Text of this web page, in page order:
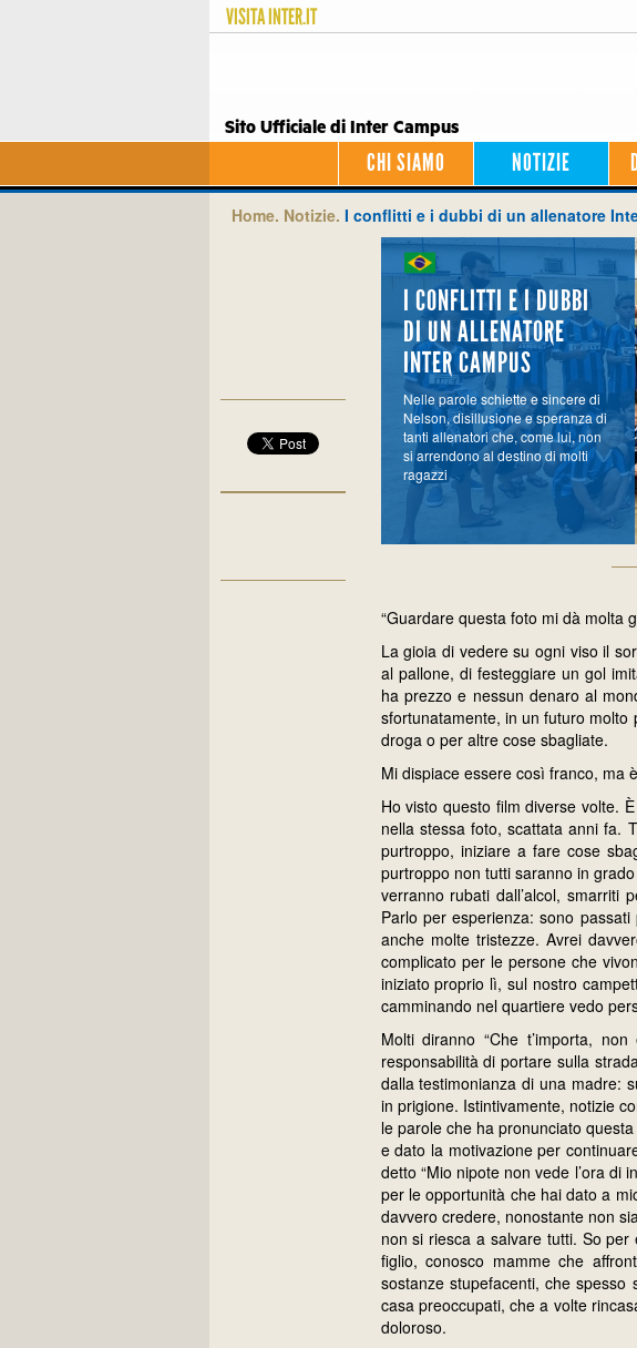
VISITAINTER.IT
Sito Ufficiale di Inter Campus
CHI SIAMO NOTIZIE
Home. Notizie. I conflitti e i dubbi di un allenatore
I CONFLITTI E I DUBBI
DI UN ALLENATORE
INTER CAMPUS
Nelle parole schiette e sincere di
Nelson, disillusione e speranza di
tanti allenatori che, come lui, non
si arrendono al destino di molti
ragazzi
“Guardare questa foto mi dà molta
La gioia di vedere su ogni viso il
al pallone, di festeggiare un gol
ha prezzo e nessun denaro al
sfortunatamente, in un futuro molto
droga o per altre cose sbagliate.
Mi dispiace essere così franco, ma
Ho visto questo film diverse volte.
nella stessa foto, scattata anni fa.
purtroppo, iniziare a fare cose
purtroppo non tutti saranno in
verranno rubati dall’alcol, smarriti
Parlo per esperienza: sono
anche molte tristezze. Avrei
complicato per le persone che
iniziato proprio lì, sul nostro
camminando nel quartiere vedo
Molti diranno “Che t’importa,
responsabilità di portare sulla
dalla testimonianza di una madre:
in prigione. Istintivamente, notizie
le parole che ha pronunciato
e dato la motivazione per
detto “Mio nipote non vede l’ora di
per le opportunità che hai dato a
davvero credere, nonostante non
non si riesca a salvare tutti. So
figlio, conosco mamme che
sostanze stupefacenti, che
casa preoccupati, che a volte
doloroso.